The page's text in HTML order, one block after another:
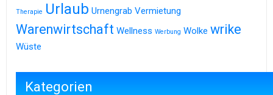
Therapie Urlaub Urnengrab Vermietung
Warenwirtschaft Wellness Werbung Wolke wrike
Wüste
Kategorien